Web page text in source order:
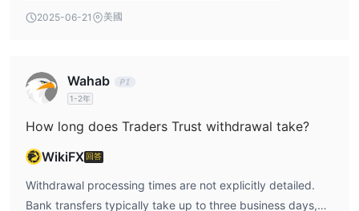
2025-06-21 美國
Wahab
1-2年
How long does Traders Trust withdrawal take?
WikiFX 回答
Withdrawal processing times are not explicitly detailed.
Bank transfers typically take up to three business days,